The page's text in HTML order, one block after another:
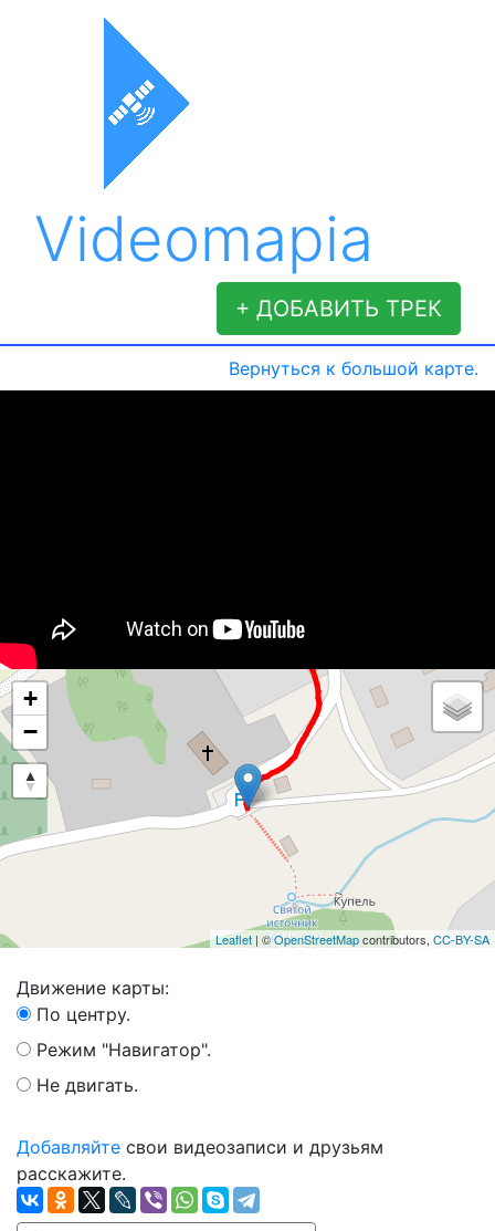
Videomapia
+ ДОБАВИТЬ ТРЕК
Вернуться к большой карте.
+
−
Leaflet | ©OpenStreetMapcontributors, CC-BY-SA
Движение карты:
По центру.
Режим "Навигатор".
Не двигать.
Добавляйте свои видеозаписи и друзьям
расскажите.